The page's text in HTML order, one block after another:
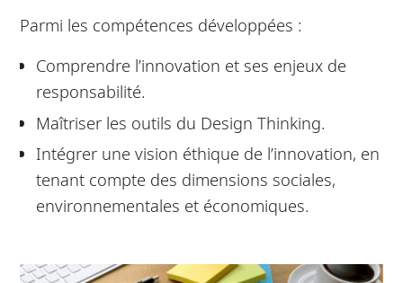
Parmi les compétences développées :
Comprendre l’innovation et ses enjeux de
responsabilité.
Maîtriser les outils du Design Thinking.
Intégrer une vision éthique de l’innovation, en
tenant compte des dimensions sociales,
environnementales et économiques.